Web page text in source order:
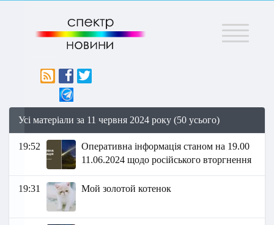
Меню
Усі матеріали за 11 червня 2024 року (50 усього)
19:52
Оперативна інформація станом на 19.00
11.06.2024 щодо російського вторгнення
19:31 Мой золотой котенок